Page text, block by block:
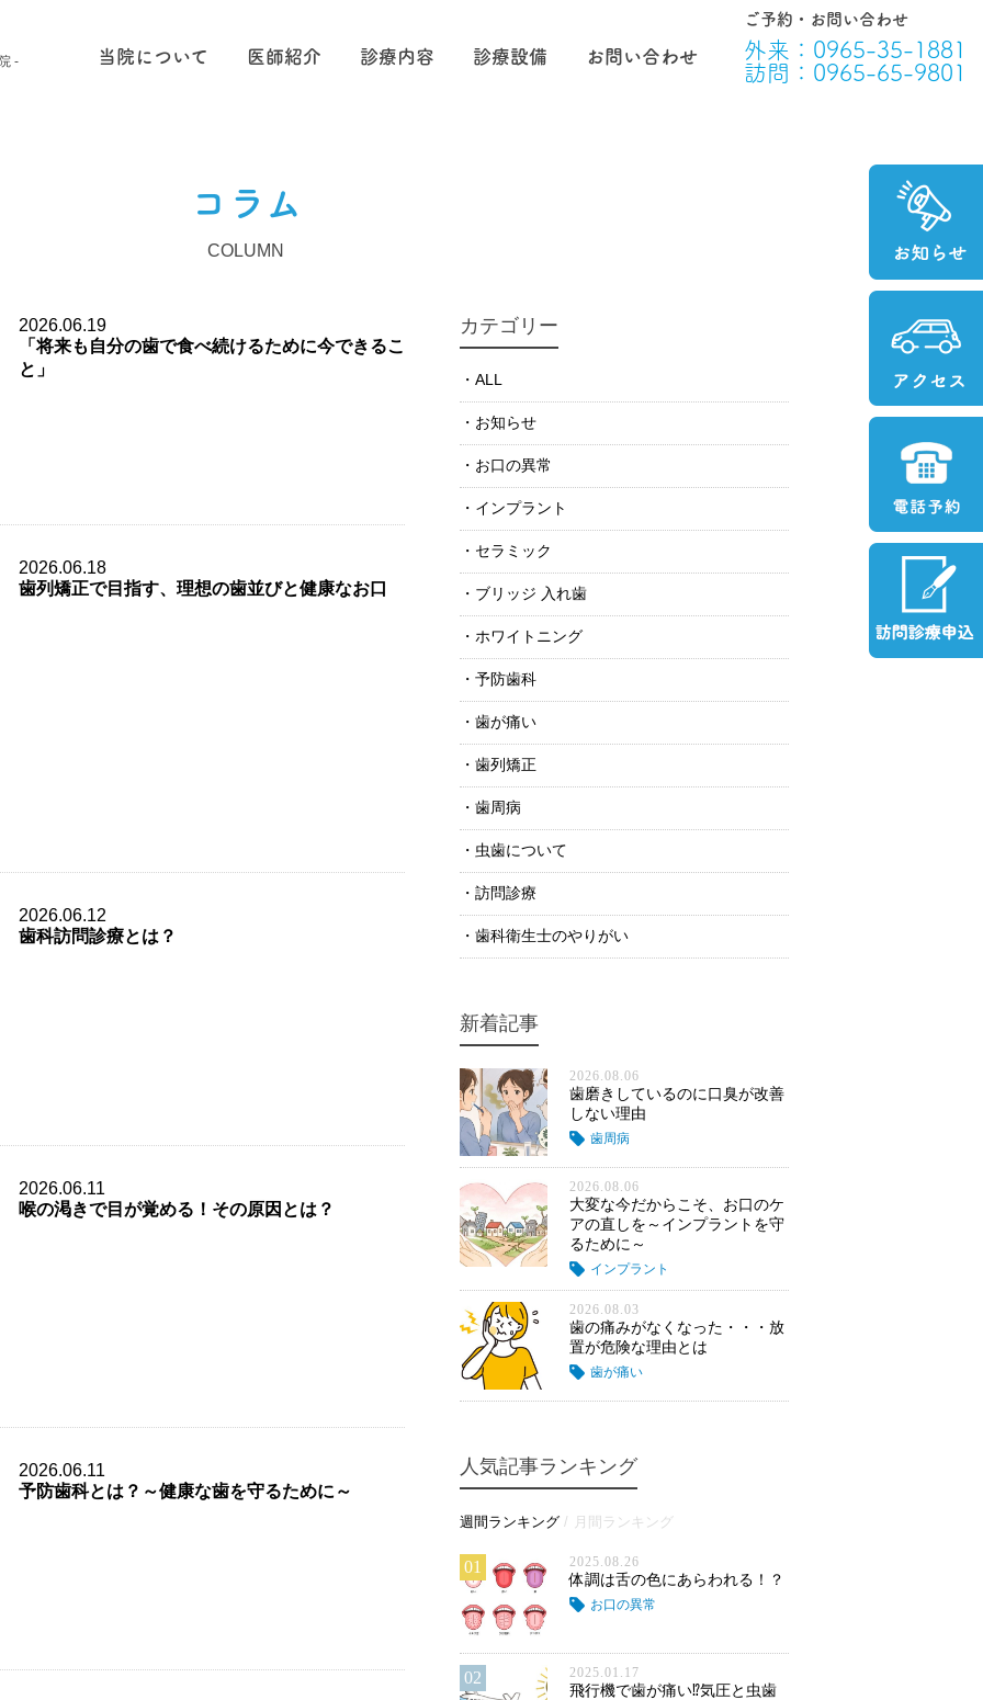
- 当院について 医師紹介 診療内容 診療設備 お問い合わせ
ご予約・お問い合わせ
外来： 0965-35-1881
訪問： 0965-65-9801
コラム
COLUMN
2026.06.19
「将来も自分の歯で食べ続けるために今できるこ
と」
2026.06.18
歯列矯正で目指す、理想の歯並びと健康なお口
2026.06.12
歯科訪問診療とは？
2026.06.11
喉の渇きで目が覚める！その原因とは？
2026.06.11
予防歯科とは？～健康な歯を守るために～
カテゴリー
ALL
お知らせ
お口の異常
インプラント
セラミック
ブリッジ 入れ歯
ホワイトニング
予防歯科
歯が痛い
歯列矯正
歯周病
虫歯について
訪問診療
歯科衛生士のやりがい
新着記事
2026.08.06
歯磨きしているのに口臭が改善
しない理由
歯周病
2026.08.06
大変な今だからこそ、お口のケ
アの直しを～インプラントを守
るために～
インプラント
2026.08.03
歯の痛みがなくなった・・・放
置が危険な理由とは
歯が痛い
人気記事ランキング
週間ランキング 月間ランキング
01 2025.08.26
体調は舌の色にあらわれる！？
お口の異常
02 2025.01.17
飛行機で歯が痛い⁉気圧と虫歯